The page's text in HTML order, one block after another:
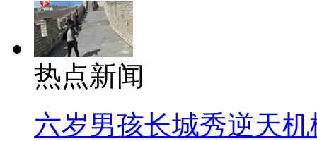
热点新闻
六岁男孩长城秀逆天机